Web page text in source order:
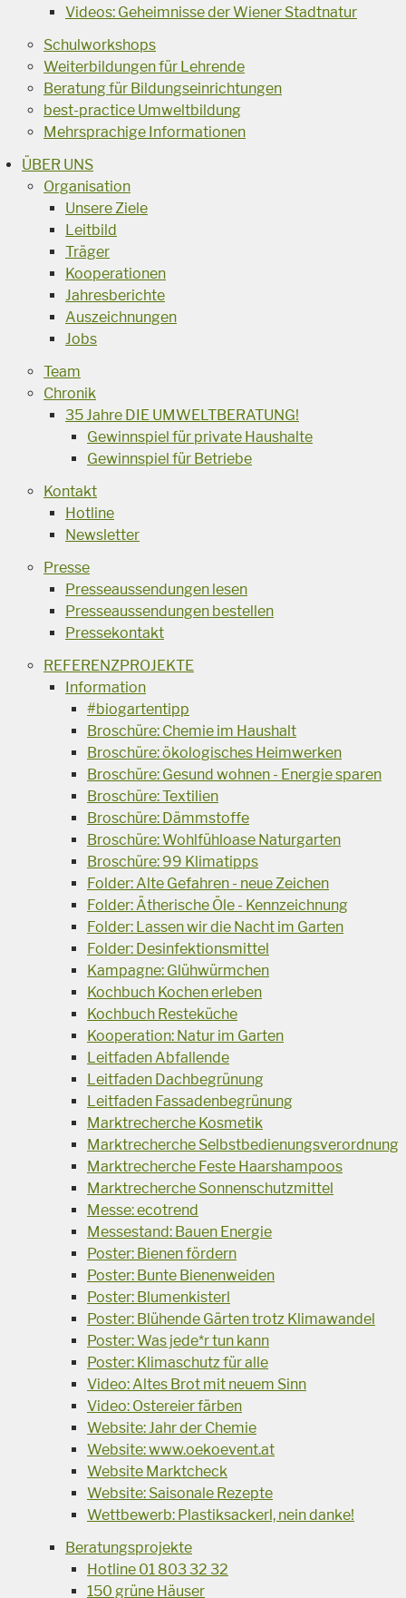
Videos: Geheimnisse der Wiener Stadtnatur
Schulworkshops
Weiterbildungen für Lehrende
Beratung für Bildungseinrichtungen
best-practice Umweltbildung
Mehrsprachige Informationen
ÜBER UNS
Organisation
Unsere Ziele
Leitbild
Träger
Kooperationen
Jahresberichte
Auszeichnungen
Jobs
Team
Chronik
35 Jahre DIE UMWELTBERATUNG!
Gewinnspiel für private Haushalte
Gewinnspiel für Betriebe
Kontakt
Hotline
Newsletter
Presse
Presseaussendungen lesen
Presseaussendungen bestellen
Pressekontakt
REFERENZPROJEKTE
Information
#biogartentipp
Broschüre: Chemie im Haushalt
Broschüre: ökologisches Heimwerken
Broschüre: Gesund wohnen - Energie sparen
Broschüre: Textilien
Broschüre: Dämmstoffe
Broschüre: Wohlfühloase Naturgarten
Broschüre: 99 Klimatipps
Folder: Alte Gefahren - neue Zeichen
Folder: Ätherische Öle - Kennzeichnung
Folder: Lassen wir die Nacht im Garten
Folder: Desinfektionsmittel
Kampagne: Glühwürmchen
Kochbuch Kochen erleben
Kochbuch Resteküche
Kooperation: Natur im Garten
Leitfaden Abfallende
Leitfaden Dachbegrünung
Leitfaden Fassadenbegrünung
Marktrecherche Kosmetik
Marktrecherche Selbstbedienungsverordnung
Marktrecherche Feste Haarshampoos
Marktrecherche Sonnenschutzmittel
Messe: ecotrend
Messestand: Bauen Energie
Poster: Bienen fördern
Poster: Bunte Bienenweiden
Poster: Blumenkisterl
Poster: Blühende Gärten trotz Klimawandel
Poster: Was jede*r tun kann
Poster: Klimaschutz für alle
Video: Altes Brot mit neuem Sinn
Video: Ostereier färben
Website: Jahr der Chemie
Website: www.oekoevent.at
Website Marktcheck
Website: Saisonale Rezepte
Wettbewerb: Plastiksackerl, nein danke!
Beratungsprojekte
Hotline 01 803 32 32
150 grüne Häuser